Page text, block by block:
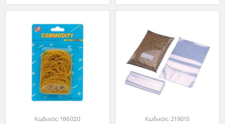
Κωδικός:186020
Κωδικός:219015